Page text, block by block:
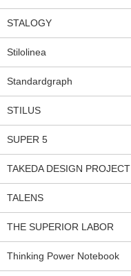
STALOGY
Stilolinea
Standardgraph
STILUS
SUPER 5
TAKEDA DESIGN PROJECT
TALENS
THE SUPERIOR LABOR
Thinking Power Notebook